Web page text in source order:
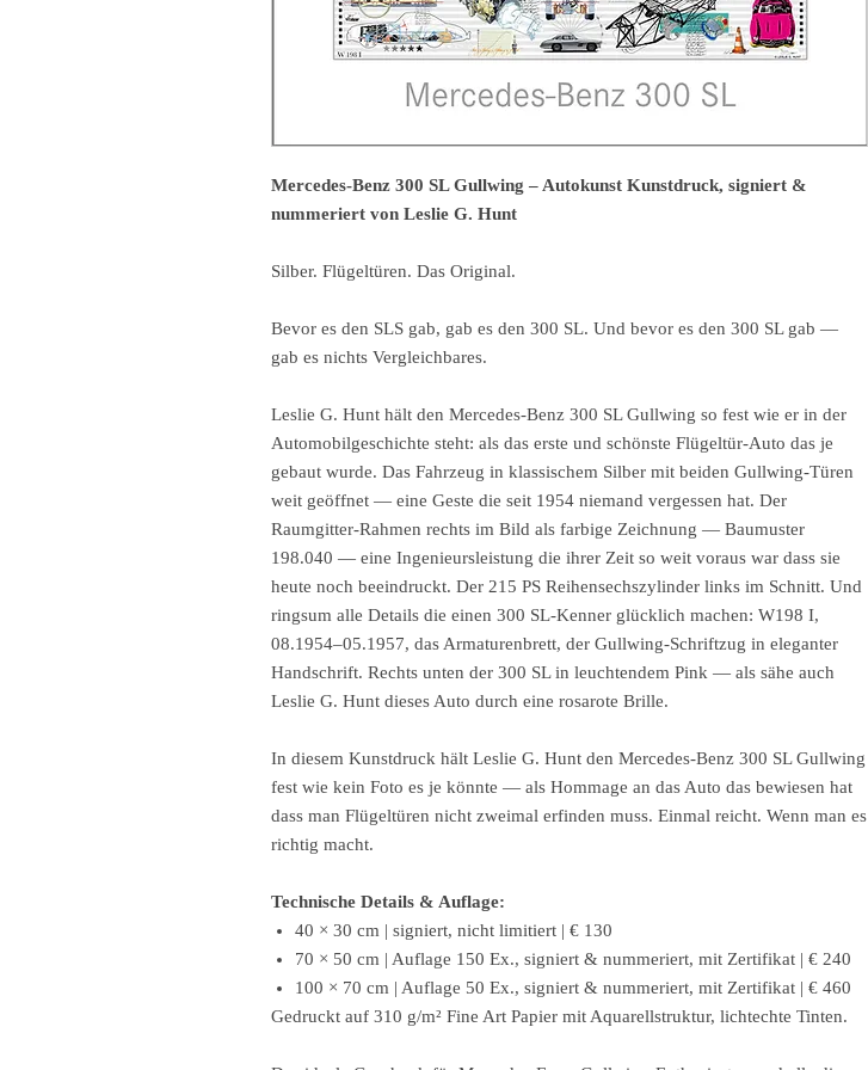
Mercedes-Benz 300 SL Gullwing – Autokunst Kunstdruck, signiert &
nummeriert von Leslie G. Hunt
Silber. Flügeltüren. Das Original.
Bevor es den SLS gab, gab es den 300 SL. Und bevor es den 300 SL gab —
gab es nichts Vergleichbares.
Leslie G. Hunt hält den Mercedes-Benz 300 SL Gullwing so fest wie er in der
Automobilgeschichte steht: als das erste und schönste Flügeltür-Auto das je
gebaut wurde. Das Fahrzeug in klassischem Silber mit beiden Gullwing-Türen
weit geöffnet — eine Geste die seit 1954 niemand vergessen hat. Der
Raumgitter-Rahmen rechts im Bild als farbige Zeichnung — Baumuster
198.040 — eine Ingenieursleistung die ihrer Zeit so weit voraus war dass sie
heute noch beeindruckt. Der 215 PS Reihensechszylinder links im Schnitt. Und
ringsum alle Details die einen 300 SL-Kenner glücklich machen: W198 I,
08.1954–05.1957, das Armaturenbrett, der Gullwing-Schriftzug in eleganter
Handschrift. Rechts unten der 300 SL in leuchtendem Pink — als sähe auch
Leslie G. Hunt dieses Auto durch eine rosarote Brille.
In diesem Kunstdruck hält Leslie G. Hunt den Mercedes-Benz 300 SL Gullwing
fest wie kein Foto es je könnte — als Hommage an das Auto das bewiesen hat
dass man Flügeltüren nicht zweimal erfinden muss. Einmal reicht. Wenn man es
richtig macht.
Technische Details & Auflage:
40 × 30 cm | signiert, nicht limitiert | € 130
70 × 50 cm | Auflage 150 Ex., signiert & nummeriert, mit Zertifikat | € 240
100 × 70 cm | Auflage 50 Ex., signiert & nummeriert, mit Zertifikat | € 460
Gedruckt auf 310 g/m² Fine Art Papier mit Aquarellstruktur, lichtechte Tinten.